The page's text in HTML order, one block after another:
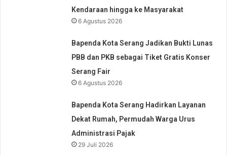
Kendaraan hingga ke Masyarakat
6 Agustus 2026
Bapenda Kota Serang Jadikan Bukti Lunas
PBB dan PKB sebagai Tiket Gratis Konser
Serang Fair
6 Agustus 2026
Bapenda Kota Serang Hadirkan Layanan
Dekat Rumah, Permudah Warga Urus
Administrasi Pajak
29 Juli 2026